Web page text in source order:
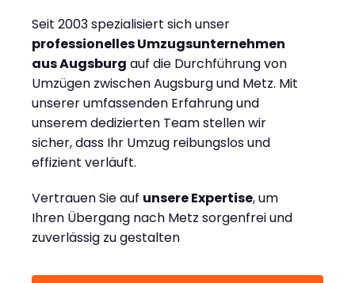
Seit 2003 spezialisiert sich unser
professionelles Umzugsunternehmen
aus Augsburg auf die Durchführung von
Umzügen zwischen Augsburg und Metz. Mit
unserer umfassenden Erfahrung und
unserem dedizierten Team stellen wir
sicher, dass Ihr Umzug reibungslos und
effizient verläuft.
Vertrauen Sie auf unsere Expertise, um
Ihren Übergang nach Metz sorgenfrei und
zuverlässig zu gestalten